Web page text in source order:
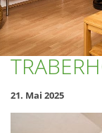
21. Mai 2025